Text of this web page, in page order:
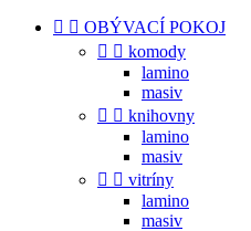
  OBÝVACÍ POKOJ
  komody
lamino
masiv
  knihovny
lamino
masiv
  vitríny
lamino
masiv